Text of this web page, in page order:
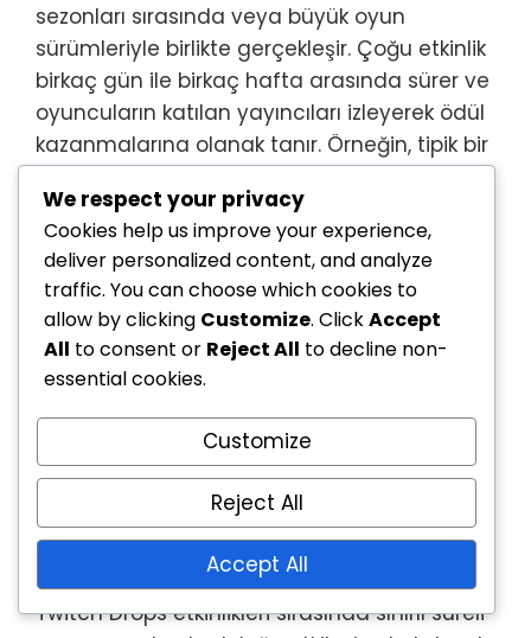
sezonları sırasında veya büyük oyun
sürümleriyle birlikte gerçekleşir. Çoğu etkinlik
birkaç gün ile birkaç hafta arasında sürer ve
oyuncuların katılan yayıncıları izleyerek ödül
kazanmalarına olanak tanır. Örneğin, tipik bir
ödülleri açmak için belirli bir izleme süresi
biriktirmeleri gerekebilir.
Bu etkinlikler genellikle önemli oyun fuarları
veya mevsimsel kutlamalarla örtüşür;
örneğin, yaz veya tatil temalı promosyonlar.
Oyuncular, kesin tarih ve süre için resmi
duyuruları takip etmelidir, çünkü bunlar bir
etkinlikten diğerine geniş ölçüde değişebilir.
Sınırlı süreli promosyonlar ve
önemi
Twitch Drops etkinlikleri sırasında sınırlı süreli
We respect your privacy
Cookies help us improve your experience,
deliver personalized content, and analyze
traffic. You can choose which cookies to
allow by clicking Customize. ClickAccept
All to consent or Reject All to decline non-
essential cookies.
Customize
Reject All
Accept All